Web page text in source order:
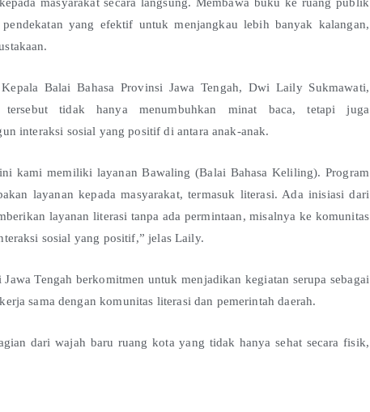
masyarakat secara langsung. Membawa buku ke ruang publik
yang efektif untuk menjangkau lebih banyak kalangan,
Balai Bahasa Provinsi Jawa Tengah, Dwi Laily Sukmawati,
tersebut tidak hanya menumbuhkan minat baca, tetapi juga
interaksi sosial yang positif di antara anak-anak.
ini kami memiliki layanan Bawaling (Balai Bahasa Keliling). Program
layanan kepada masyarakat, termasuk literasi. Ada inisiasi dari
layanan literasi tanpa ada permintaan, misalnya ke komunitas
sosial yang positif,” jelas Laily.
Tengah berkomitmen untuk menjadikan kegiatan serupa sebagai
sama dengan komunitas literasi dan pemerintah daerah.
dari wajah baru ruang kota yang tidak hanya sehat secara fisik,